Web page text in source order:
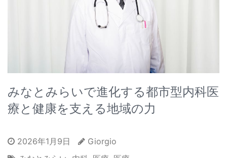
みなとみらいで進化する都市型内科医
療と健康を支える地域の力
2026年1月9日
Giorgio